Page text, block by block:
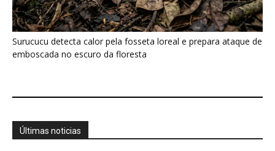
“A chuva carrega um inventário da copa”: o
método que encontrou...
7 de agosto de 2026
A árvore que não deixa a água escapar ajuda